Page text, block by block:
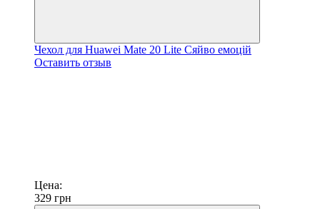
Чехол для Huawei Mate 20 Lite Сяйво емоцій
Оставить отзыв
Цена:
329 грн